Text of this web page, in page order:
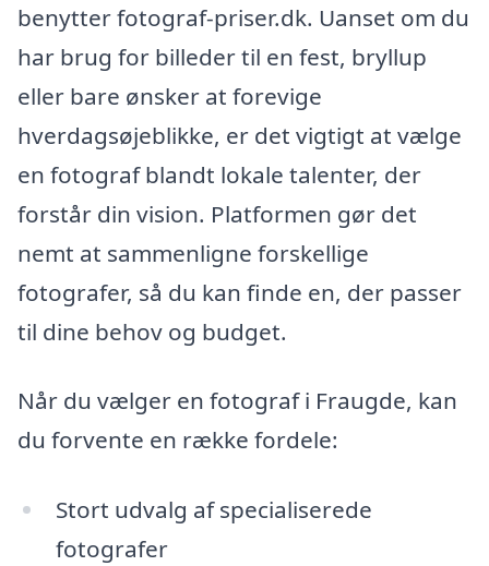
benytter fotograf-priser.dk. Uanset om du
har brug for billeder til en fest, bryllup
eller bare ønsker at forevige
hverdagsøjeblikke, er det vigtigt at vælge
en fotograf blandt lokale talenter, der
forstår din vision. Platformen gør det
nemt at sammenligne forskellige
fotografer, så du kan finde en, der passer
til dine behov og budget.
Når du vælger en fotograf i Fraugde, kan
du forvente en række fordele:
Stort udvalg af specialiserede
fotografer